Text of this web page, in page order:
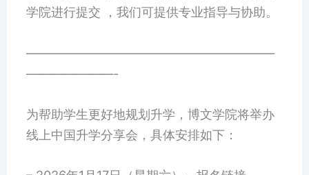
学院进行提交 ，我们可提供专业指导与协助。
————————————————————
———————-
为帮助学生更好地规划升学，博文学院将举办
线上中国升学分享会，具体安排如下：